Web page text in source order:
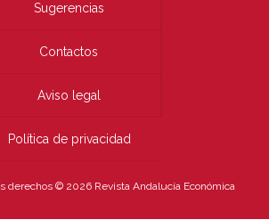
Sugerencias
Contactos
Aviso legal
Política de privacidad
derechos © 2026 Revista Andalucía Económica